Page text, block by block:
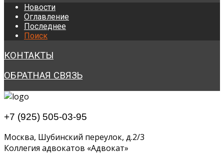
Новости
Оглавление
Последнее
Поиск
КОНТАКТЫ
ОБРАТНАЯ СВЯЗЬ
+7 (925) 505-03-95
Москва, Шубинский переулок, д.2/3
Коллегия адвокатов «Адвокат»